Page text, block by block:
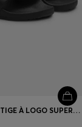
MULES AVEC TIGE À LOGO SUPERPOSÉ RÉPÉTITIF